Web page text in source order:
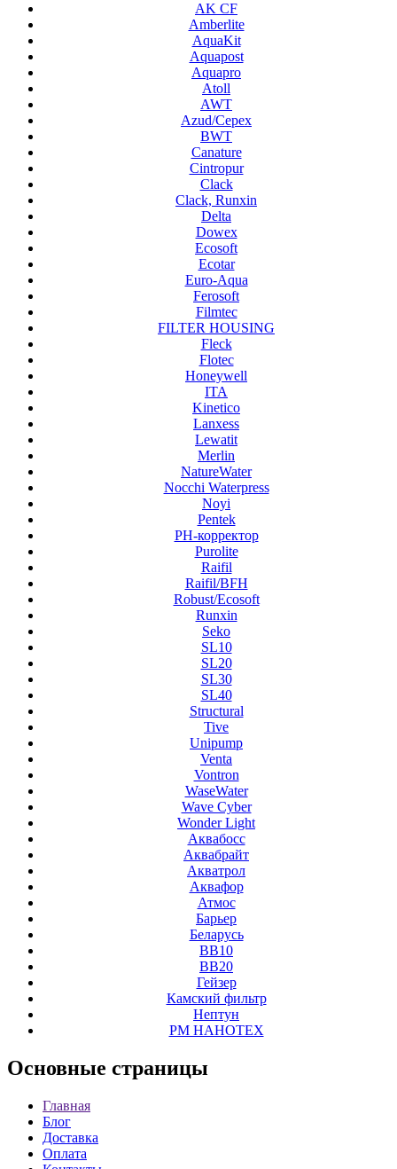
AK CF
Amberlite
AquaKit
Aquapost
Aquapro
Atoll
AWT
Azud/Cepex
BWT
Canature
Cintropur
Clack
Clack, Runxin
Delta
Dowex
Ecosoft
Ecotar
Euro-Aqua
Ferosoft
Filmtec
FILTER HOUSING
Fleck
Flotec
Honeywell
ITA
Kinetico
Lanxess
Lewatit
Merlin
NatureWater
Nocchi Waterpress
Noyi
Pentek
PH-корректор
Purolite
Raifil
Raifil/BFH
Robust/Ecosoft
Runxin
Seko
SL10
SL20
SL30
SL40
Structural
Tive
Unipump
Venta
Vontron
WaseWater
Wave Cyber
Wonder Light
Аквабосс
Аквабрайт
Акватрол
Аквафор
Атмос
Барьер
Беларусь
ВВ10
ВВ20
Гейзер
Камский фильтр
Нептун
РМ НАНОТЕХ
Основные страницы
Главная
Блог
Доставка
Оплата